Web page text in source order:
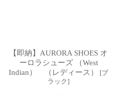
【即納】AURORA SHOES オ
ーロラシューズ （West
Indian） （レディース）
[ブ
ラック]